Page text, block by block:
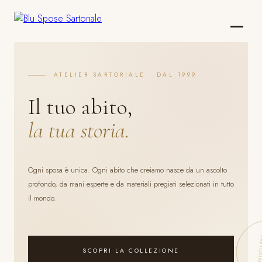
ATELIER SARTORIALE · DAL 1999
Il tuo abito,
la tua storia.
Ogni sposa è unica. Ogni abito che creiamo nasce da un ascolto
profondo, da mani esperte e da materiali pregiati selezionati in tutto
il mondo.
SCOPRI LA COLLEZIONE